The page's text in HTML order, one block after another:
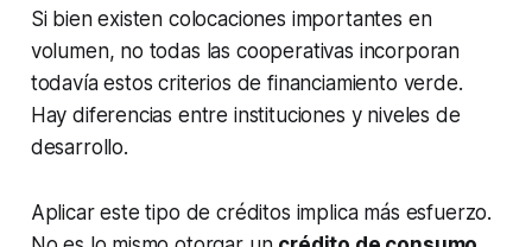
Si bien existen colocaciones importantes en
volumen, no todas las cooperativas incorporan
todavía estos criterios de financiamiento verde.
Hay diferencias entre instituciones y niveles de
desarrollo.
Aplicar este tipo de créditos implica más esfuerzo.